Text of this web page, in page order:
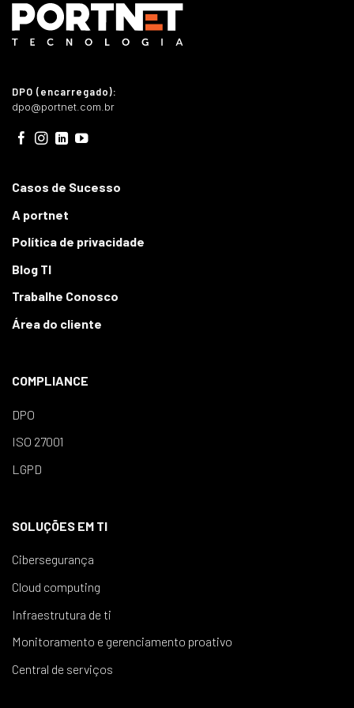
DPO (encarregado):
dpo@portnet.com.br
Casos de Sucesso
A portnet
Política de privacidade
Blog TI
Trabalhe Conosco
Área do cliente
COMPLIANCE
DPO
ISO 27001
LGPD
SOLUÇÕES EM TI
Cibersegurança
Cloud computing
Infraestrutura de ti
Monitoramento e gerenciamento proativo
Central de serviços